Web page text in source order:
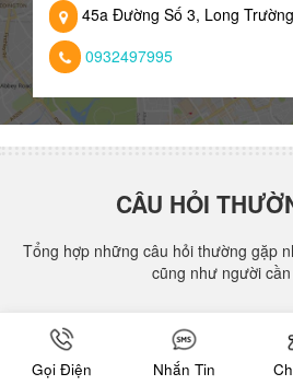
45a Đường Số 3, Long
0932497995
CÂU HỎI
Tổng hợp những câu hỏi thường gặp
cũng như người
❖ Nên sửa chữa nhà trong
nào?
Gọi Điện Nhắn Tin